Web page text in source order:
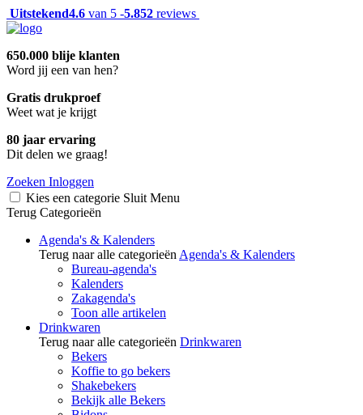
Uitstekend4.6 van 5 -5.852 reviews
650.000 blije klanten
Word jij een van hen?
Gratis drukproef
Weet wat je krijgt
80 jaar ervaring
Dit delen we graag!
Zoeken Inloggen
Kies een categorie Sluit Menu
Terug Categorieën
Agenda's & Kalenders
Terug naar alle categorieën Agenda's & Kalenders
Bureau-agenda's
Kalenders
Zakagenda's
Toon alle artikelen
Drinkwaren
Terug naar alle categorieën Drinkwaren
Bekers
Koffie to go bekers
Shakebekers
Bekijk alle Bekers